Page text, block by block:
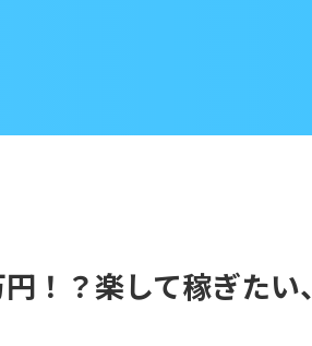
！？楽して稼ぎたい、